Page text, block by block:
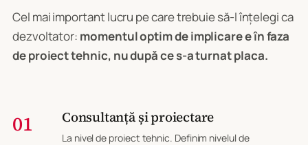
Cel mai important lucru pe care trebuie să-l înțelegi ca
dezvoltator: momentul optim de implicare e în faza
de proiect tehnic, nu după ce s-a turnat placa.
01 Consultanță și proiectare
La nivel de proiect tehnic. Definim nivelul de